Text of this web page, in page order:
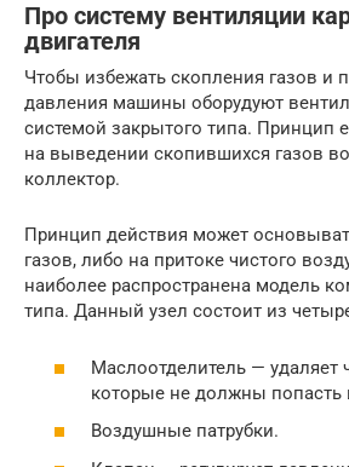
Про систему вентиляции
двигателя
Чтобы избежать скопления газов и
давления машины оборудуют
системой закрытого типа. Принцип
на выведении скопившихся газов
коллектор.
Принцип действия может
газов, либо на притоке чистого
наиболее распространена модель
типа. Данный узел состоит из
Маслоотделитель — удаляет
которые не должны попасть
Воздушные патрубки.